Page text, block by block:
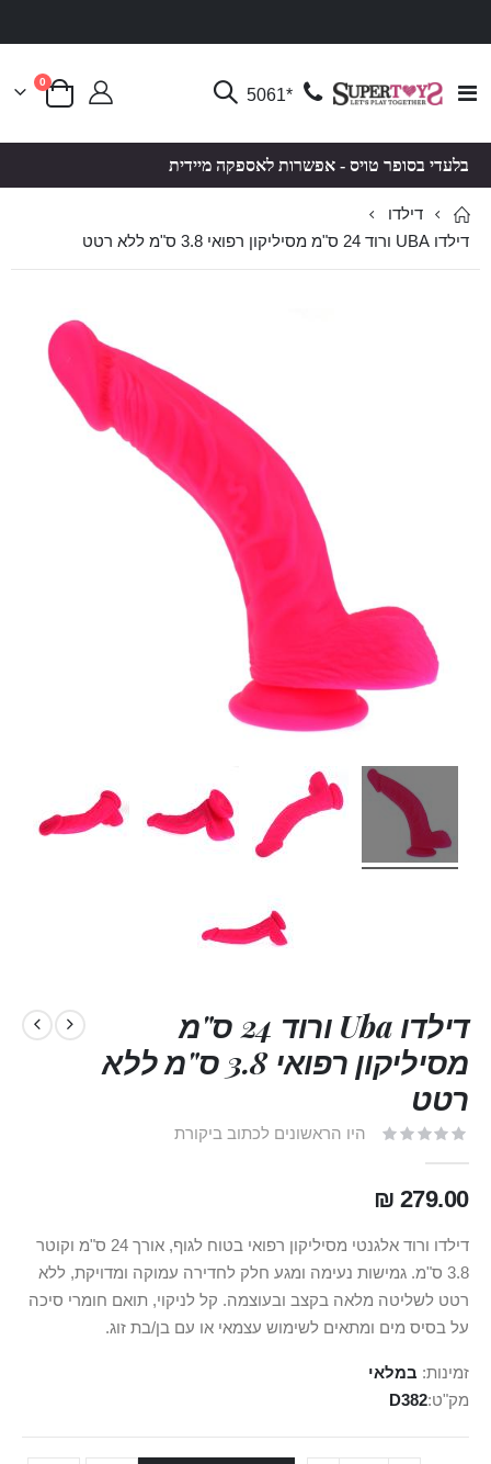
Toggle
*5061 סל קניות
0פריטים
בלעדי בסופר טויס - אפשרות לאספקה מיידית
דילדו
דילדו UBA ורוד 24 ס"מ מסיליקון רפואי 3.8 ס"מ ללא רטט
דילדו Uba ורוד 24 ס"מ
מסיליקון רפואי 3.8 ס"מ ללא
רטט
היו הראשונים לכתוב ביקורת
279.00 ₪
דילדו ורוד אלגנטי מסיליקון רפואי בטוח לגוף, אורך 24 ס"מ וקוטר
3.8 ס"מ. גמישות נעימה ומגע חלק לחדירה עמוקה ומדויקת, ללא
רטט לשליטה מלאה בקצב ובעוצמה. קל לניקוי, תואם חומרי סיכה
על בסיס מים ומתאים לשימוש עצמאי או עם בן/בת זוג.
זמינות: במלאי
מק"ט D382